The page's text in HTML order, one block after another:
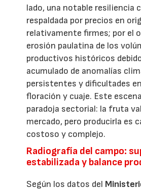
lado, una notable resiliencia
respaldada por precios en
relativamente firmes; por el
erosión paulatina de los
productivos históricos
acumulado de anomalías
persistentes y dificultades
floración y cuaje. Este
paradoja sectorial: la fruta
mercado, pero producirla es
costoso y complejo.
Radiografía del campo:
estabilizada y balance
Según los datos del